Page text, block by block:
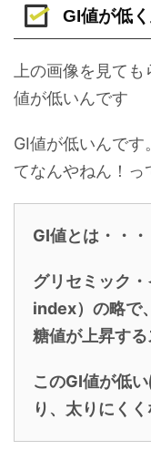
GI値が低
上の画像を見て
値が低いんです
GI値が低いんで
てなんやねん！
GI値とは・・・
グリセミック
index）の略で
糖値が上昇す
このGI値が低
り、太りにく